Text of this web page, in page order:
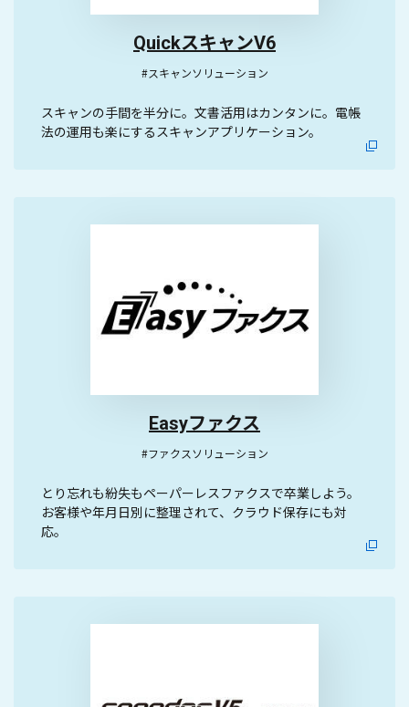
QuickスキャンV6
#スキャンソリューション
スキャンの手間を半分に。文書活用はカンタンに。電帳
法の運用も楽にするスキャンアプリケーション。
Easyファクス
#ファクスソリューション
とり忘れも紛失もペーパーレスファクスで卒業しよう。
お客様や年月日別に整理されて、クラウド保存にも対
応。